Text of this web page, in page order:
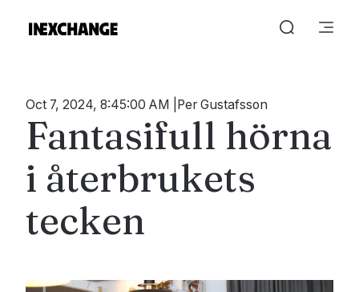
Oct 7, 2024, 8:45:00 AM Per Gustafsson
Fantasifull hörna
i återbrukets
tecken